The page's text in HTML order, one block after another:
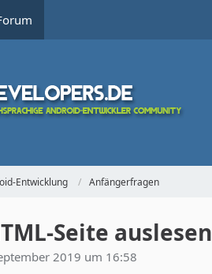
Entwicklung Anfängerfragen
Seite auslesen
2019 um 16:58